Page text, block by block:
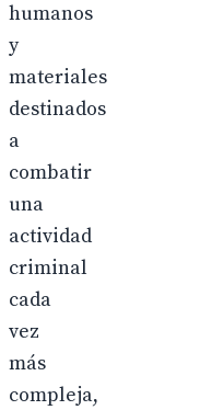
humanos
y
materiales
destinados
a
combatir
una
actividad
criminal
cada
vez
más
compleja,